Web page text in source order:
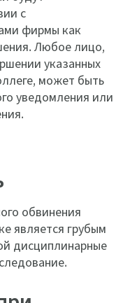
с
фирмы как
Любое лицо,
указанных
может быть
уведомления или
обвинения
является грубым
дисциплинарные